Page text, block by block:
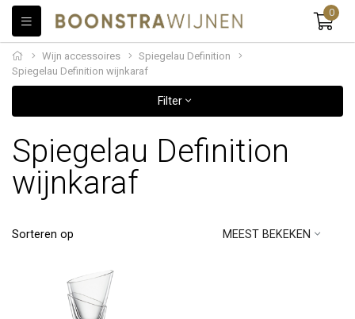
0
Wijn accessoires
Spiegelau Definition
Spiegelau Definition wijnkaraf
Filter
Spiegelau Definition
wijnkaraf
Sorteren op MEEST BEKEKEN